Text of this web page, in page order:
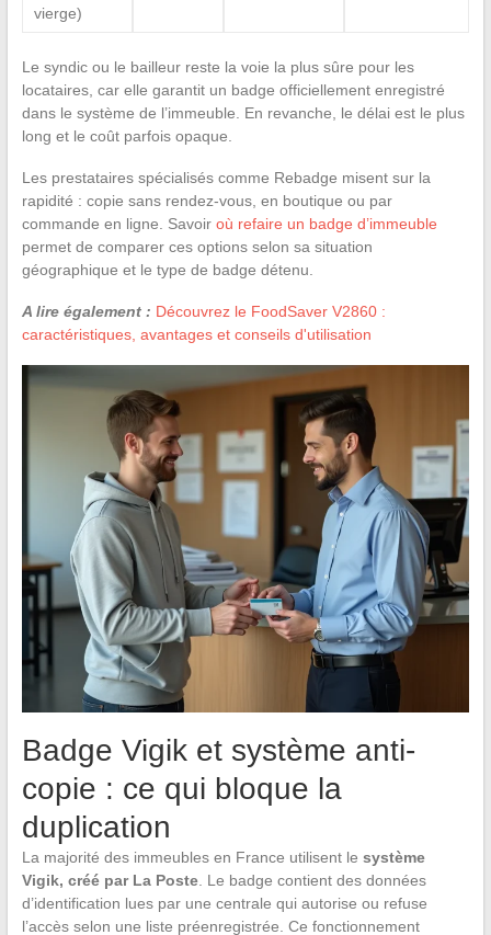
vierge)
Le syndic ou le bailleur reste la voie la plus sûre pour les
locataires, car elle garantit un badge officiellement enregistré
dans le système de l’immeuble. En revanche, le délai est le plus
long et le coût parfois opaque.
Les prestataires spécialisés comme Rebadge misent sur la
rapidité : copie sans rendez-vous, en boutique ou par
commande en ligne. Savoir où refaire un badge d’immeuble
permet de comparer ces options selon sa situation
géographique et le type de badge détenu.
A lire également : Découvrez le FoodSaver V2860 :
caractéristiques, avantages et conseils d'utilisation
Badge Vigik et système anti-
copie : ce qui bloque la
duplication
La majorité des immeubles en France utilisent le système
Vigik, créé par La Poste. Le badge contient des données
d’identification lues par une centrale qui autorise ou refuse
l’accès selon une liste préenregistrée. Ce fonctionnement